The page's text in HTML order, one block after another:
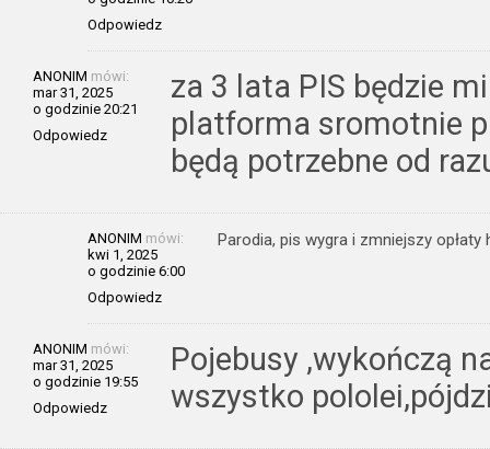
Odpowiedz
ANONIM mówi:
mar 31, 2025
o godzinie 20:21
Odpowiedz
za 3 lata PIS będzie
platforma sromotnie
będą potrzebne od
ANONIM mówi:
kwi 1, 2025
o godzinie 6:00
Odpowiedz
Parodia, pis wygra i zmniejszy opłaty
ANONIM mówi:
mar 31, 2025
o godzinie 19:55
Odpowiedz
Pojebusy ,wykończą
wszystko